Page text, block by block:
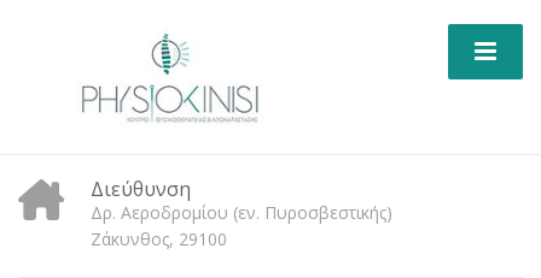
Διεύθυνση
Δρ. Αεροδρομίου (εν. Πυροσβεστικής)
Ζάκυνθος, 29100